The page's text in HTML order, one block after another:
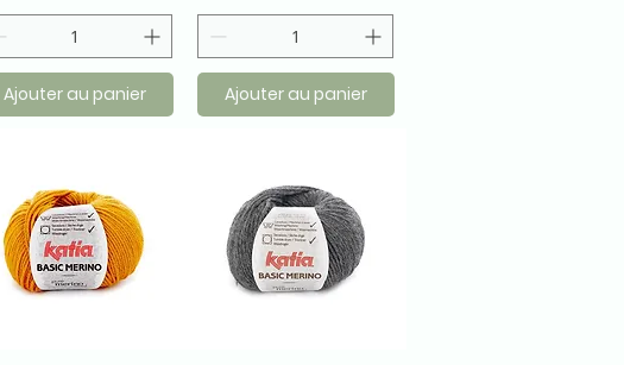
Ajouter au panier Ajouter au panier